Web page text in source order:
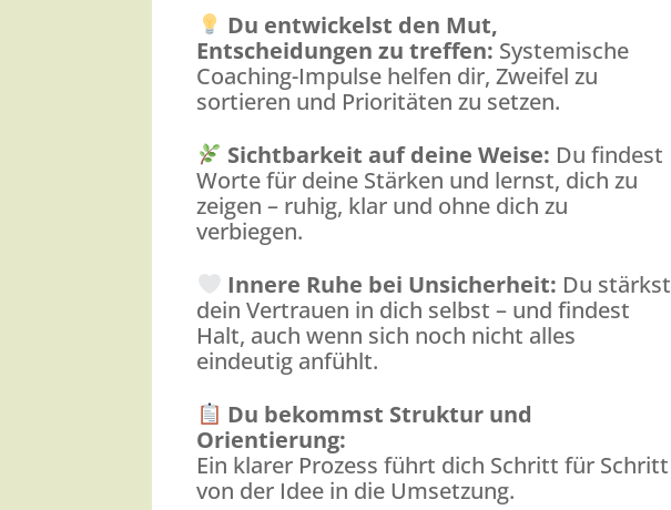
Du entwickelst den Mut,
Entscheidungen zu treffen: Systemische
Coaching-Impulse helfen dir, Zweifel zu
sortieren und Prioritäten zu setzen.
Sichtbarkeit auf deine Weise: Du findest
Worte für deine Stärken und lernst, dich zu
zeigen – ruhig, klar und ohne dich zu
verbiegen.
Innere Ruhe bei Unsicherheit: Du stärkst
dein Vertrauen in dich selbst – und findest
Halt, auch wenn sich noch nicht alles
eindeutig anfühlt.
Du bekommst Struktur und
Orientierung:
Ein klarer Prozess führt dich Schritt für Schritt
von der Idee in die Umsetzung.